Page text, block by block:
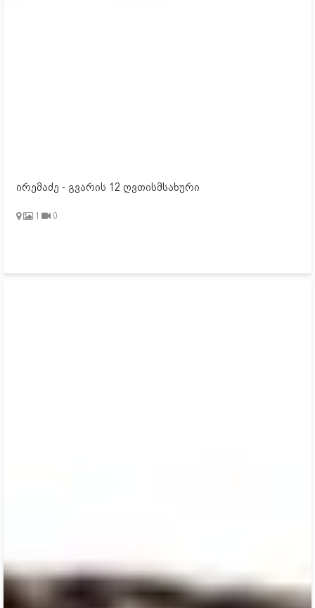
ირემაძე - გვარის 12 ღვთისმსახური
1 0